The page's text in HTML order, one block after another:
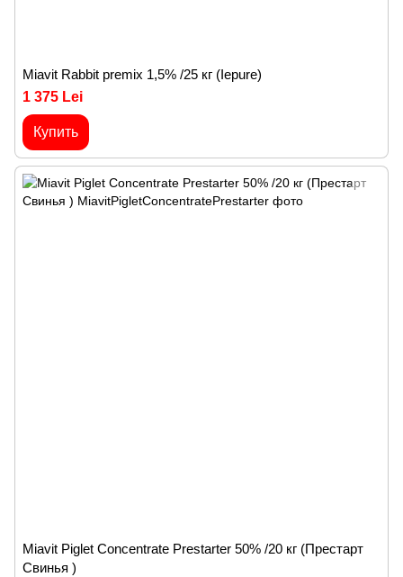
Miavit Rabbit premix 1,5% /25 кг (Iepure)
1 375 Lei
Купить
Miavit Piglet Concentrate Prestarter 50% /20 кг (Престарт
Свинья )